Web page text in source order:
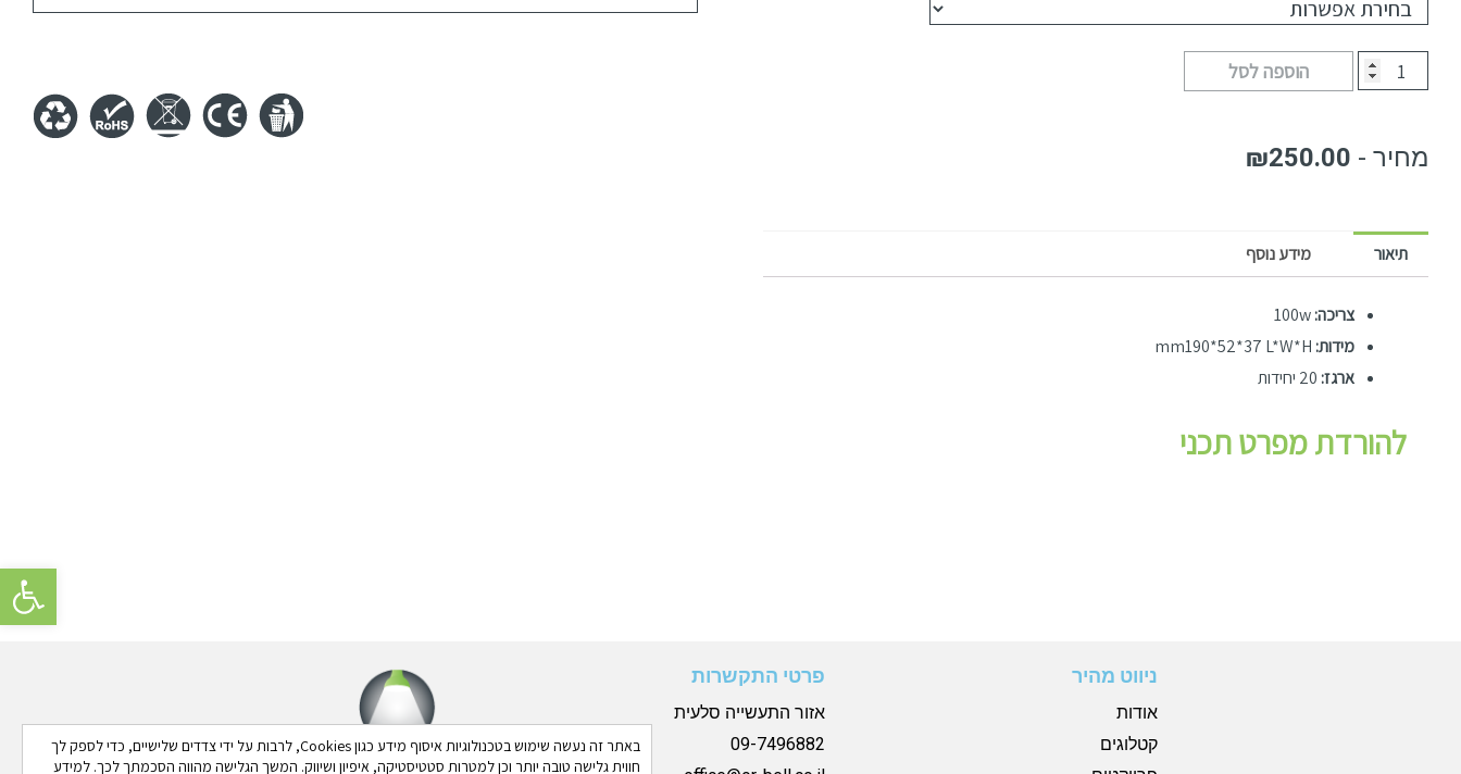
פתח
באתר זה נעשה שימוש בטכנולוגיות איסוף מידע כגון Cookies, לרבות על ידי צדדים שלישיים, כדי לספק לך
חווית גלישה טובה יותר וכן למטרות סטטיסטיקה, איפיון ושיווק. המשך הגלישה מהווה הסכמתך לכך. למידע
הוספה לסל
₪250.00
תיאור מידע נוסף
צריכה:
מידות: mm190*52*37 L*W*H
ארגז: 20 יחידות
להורדת מפרט תכני
ניווט מהיר
אודות
קטלוגים
פרטי התקשרות
אזור התעשייה סלעית
09-7496882